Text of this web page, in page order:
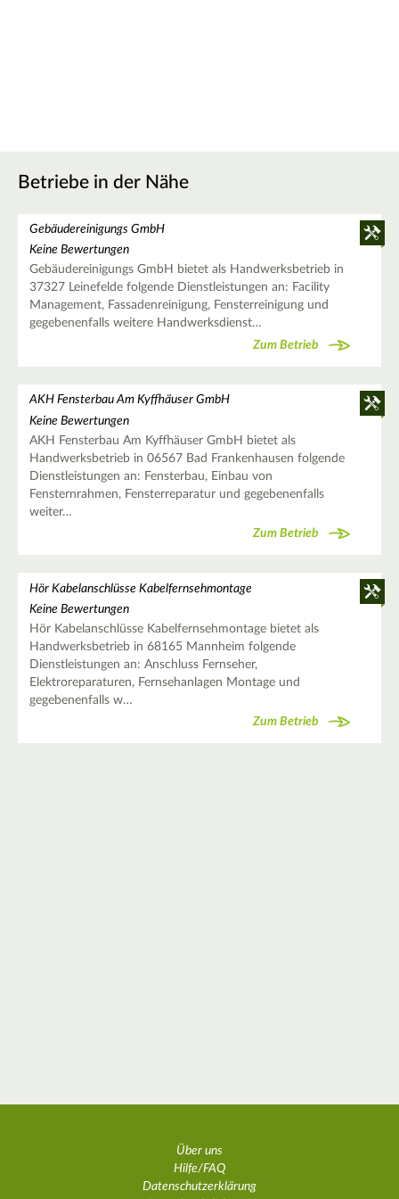
Betriebe in der Nähe
Gebäudereinigungs GmbH
Keine Bewertungen
Gebäudereinigungs GmbH bietet als Handwerksbetrieb in
37327 Leinefelde folgende Dienstleistungen an: Facility
Management, Fassadenreinigung, Fensterreinigung und
gegebenenfalls weitere Handwerksdienst…
Zum Betrieb
AKH Fensterbau Am Kyffhäuser GmbH
Keine Bewertungen
AKH Fensterbau Am Kyffhäuser GmbH bietet als
Handwerksbetrieb in 06567 Bad Frankenhausen folgende
Dienstleistungen an: Fensterbau, Einbau von
Fensternrahmen, Fensterreparatur und gegebenenfalls
weiter…
Zum Betrieb
Hör Kabelanschlüsse Kabelfernsehmontage
Keine Bewertungen
Hör Kabelanschlüsse Kabelfernsehmontage bietet als
Handwerksbetrieb in 68165 Mannheim folgende
Dienstleistungen an: Anschluss Fernseher,
Elektroreparaturen, Fernsehanlagen Montage und
gegebenenfalls w…
Zum Betrieb
Über uns
Hilfe/FAQ
Datenschutzerklärung